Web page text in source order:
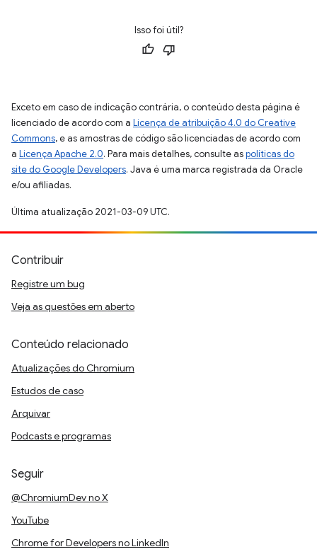
Isso foi útil?
Exceto em caso de indicação contrária, o conteúdo desta página é
licenciado de acordo com a Licença de atribuição 4.0 do Creative
Commons, e as amostras de código são licenciadas de acordo com
a Licença Apache 2.0. Para mais detalhes, consulte aspolíticas do
site do Google Developers. Java é uma marca registrada da Oracle
e/ou afiliadas.
Última atualização 2021-03-09 UTC.
Contribuir
Registre um bug
Veja as questões em aberto
Conteúdo relacionado
Atualizações do Chromium
Estudos de caso
Arquivar
Podcasts e programas
Seguir
@ChromiumDev no X
YouTube
Chrome for Developers no LinkedIn